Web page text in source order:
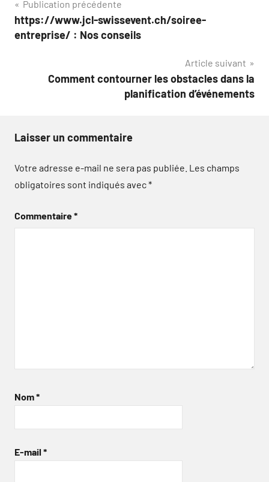
Navigation
de
Publication précédente
https://www.jcl-swissevent.ch/soiree-
entreprise/ : Nos conseils
Article suivant
Comment contourner les obstacles dans la
planification d’événements
Laisser un commentaire
Votre adresse e-mail ne sera pas publiée. Les champs
obligatoires sont indiqués avec*
Commentaire*
Nom*
E-mail *